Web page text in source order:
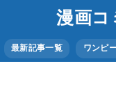
漫画コ
最新記事一覧 ワンピ